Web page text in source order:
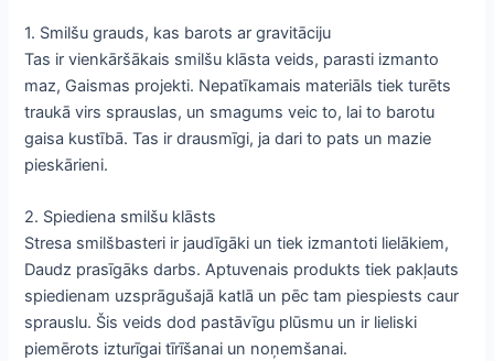
1. Smilšu grauds, kas barots ar gravitāciju
Tas ir vienkāršākais smilšu klāsta veids, parasti izmanto
maz, Gaismas projekti. Nepatīkamais materiāls tiek turēts
traukā virs sprauslas, un smagums veic to, lai to barotu
gaisa kustībā. Tas ir drausmīgi, ja dari to pats un mazie
pieskārieni.
2. Spiediena smilšu klāsts
Stresa smilšbasteri ir jaudīgāki un tiek izmantoti lielākiem,
Daudz prasīgāks darbs. Aptuvenais produkts tiek pakļauts
spiedienam uzsprāgušajā katlā un pēc tam piespiests caur
sprauslu. Šis veids dod pastāvīgu plūsmu un ir lieliski
piemērots izturīgai tīrīšanai un noņemšanai.